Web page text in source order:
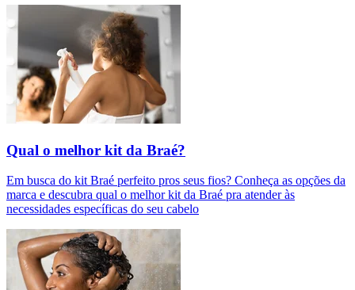
Qual o melhor kit da Braé?
Em busca do kit Braé perfeito pros seus fios? Conheça as opções da
marca e descubra qual o melhor kit da Braé pra atender às
necessidades específicas do seu cabelo